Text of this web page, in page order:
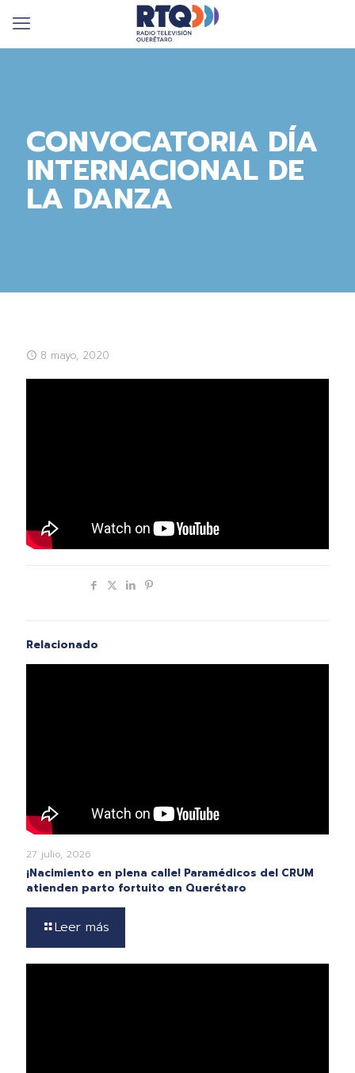
CONVOCATORIA DÍA
INTERNACIONAL DE
LA DANZA
8 mayo, 2020
Relacionado
27 julio, 2026
¡Nacimiento en plena calle! Paramédicos del CRUM
atienden parto fortuito en Querétaro
Leer más